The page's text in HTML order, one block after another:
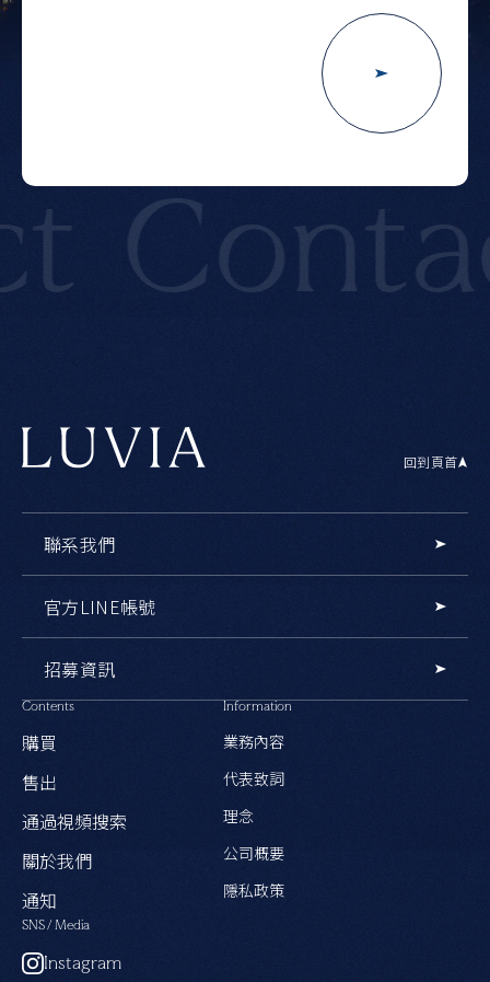
回到頁首
SNS / Media
Instagram
Contents
購買
售出
通過視頻搜索
關於我們
通知
Information
業務內容
代表致詞
理念
公司概要
隱私政策
聯系我們
官方LINE帳號
招募資訊